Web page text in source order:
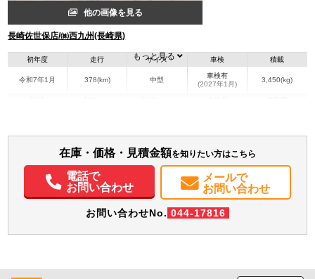
他の画像を見る
長崎佐世保店/㈱西九州(長崎県)
初年度
令和7年1月
走行
378(km)
サイズ
中型
車検
車検有
(2027年1月)
積載
3,450(kg)
装備情報
パワステ パワーウィンドウ エアバッグ
集中ドアロック
電動格納ミラー
もっと見る
在庫・価格・見積金額を知りたい方はこちら
電話で
お問い合わせ
メールで
お問い合わせ
お問い合わせNo. 044-17816